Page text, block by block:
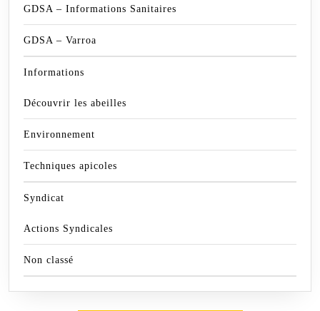
GDSA – Informations Sanitaires
GDSA – Varroa
Informations
Découvrir les abeilles
Environnement
Techniques apicoles
Syndicat
Actions Syndicales
Non classé